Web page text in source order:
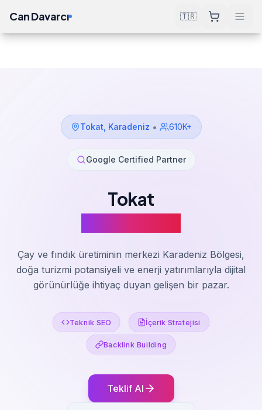
Can Davarcı 🇹🇷
Tokat Karadeniz • 610K+
Google Certified Partner
Tokat
Çay ve fındık üretiminin merkezi Karadeniz Bölgesi,
doğa turizmi potansiyeli ve enerji yatırımlarıyla dijital
görünürlüğe ihtiyaç duyan gelişen bir pazar.
Teknik SEO İçerik Stratejisi
Backlink Building
Teklif Al